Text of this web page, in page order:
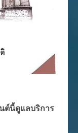
ต์นี้ดูแลบริการ